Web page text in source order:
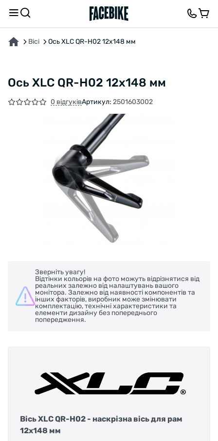
Вісі Ось XLC QR-H02 12x148 мм
Ось XLC QR-H02 12x148 мм
0 відгуківАртикул: 2501603002
Зверніть увагу!
Відтінки кольорів на фото можуть відрізнятися від
реальних залежно від налаштувань вашого
монітора. Залежно від наявності компонентів та
інших факторів, виробник може змінювати
комплектацію, технічні характеристики та
елементи дизайну без попереднього
попередження.
Вісь XLC QR-H02 - наскрізна вісь для рам
12x148 мм
ПРО ТОВАР ХАРАКТЕРИСТИКИОПИС ВІДГУКИ ТА ЗАПИТАННЯ